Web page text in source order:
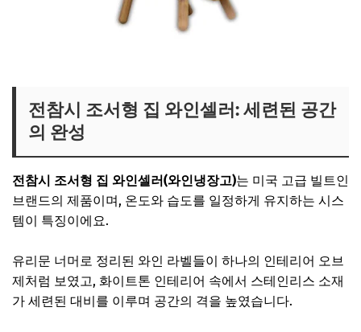
전참시 조서형 집 와인셀러: 세련된 공간
의 완성
전참시 조서형 집 와인셀러(와인냉장고)는 미국 고급 빌트인
브랜드의 제품이며, 온도와 습도를 일정하게 유지하는 시스
템이 특징이에요.
유리문 너머로 정리된 와인 라벨들이 하나의 인테리어 오브
제처럼 보였고, 화이트톤 인테리어 속에서 스테인리스 소재
가 세련된 대비를 이루며 공간의 격을 높였습니다.